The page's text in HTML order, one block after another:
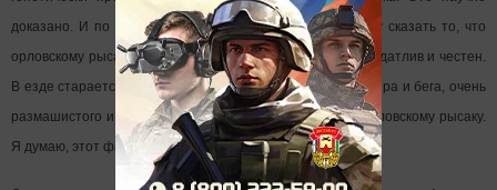
доказано. И по своему, правда не большому, опыту могу сказать то, что
орловскому рысаку не нужен посыл или кнут. Он очень отдатлив и честен.
В езде старается, весь выложится. Ну и красота экстерьера и бега, очень
размашистого и плавучего, присуще, конечно, только орловскому рысаку.
Я думаю, этот факт неоспоримый».